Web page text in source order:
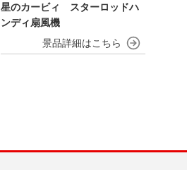
星のカービィ スターロッドハ
ンディ扇風機